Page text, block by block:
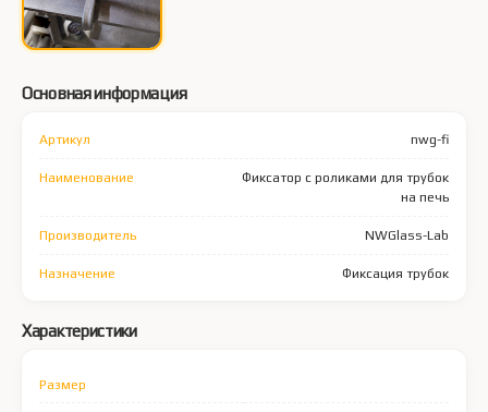
Основная информация
Артикул nwg-fi
Наименование
Фиксатор с роликами для трубок
на печь
Производитель NWGlass-Lab
Назначение Фиксация трубок
Характеристики
Размер